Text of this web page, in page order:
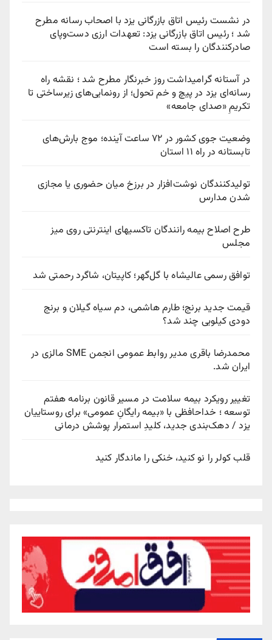
در نشست رئیس اتاق بازرگانی یزد با اصحاب رسانه مطرح
شد ؛ رئیس اتاق بازرگانی یزد: تعهدات ارزی دست‌وپای
صادرکنندگان را بسته است
در آستانه گرامیداشت روز خبرنگار مطرح شد ؛ نقشه راه
رسانه‌ای یزد در پیچ‌ و خم تحول؛ از رونمایی‌های زیرساختی تا
تکریمِ «صدای جامعه»
وضعیت جوی کشور در ۷۲ ساعت آینده؛ موج بارش‌های
تابستانه در راه ۱۱ استان
تولیدکنندگان نوشت‌افزار در برزخ میان حضوری یا مجازی
شدن مدارس
طرح اصلاح بیمه رانندگان تاکسیهای اینترنتی روی میز
مجلس
توافق رسمی عالیشاه با گل‌گهر؛ کاپیتان، شاگرد رحمتی شد
قیمت جدید برنج؛ طارم هاشمی، دم سیاه گیلان و برنج
دودی کیلویی چند شد؟
محمدرضا باقری مدیر روابط عمومی انجمن SME مالزی در
ایران شد.
تغییر رویکرد بیمه سلامت در مسیر قانون برنامه هفتم
توسعه ؛ خداحافظی با «بیمه رایگانِ عمومی» برای روستاییان
یزد / دهک‌بندی جدید، کلیدِ استمرار پوشش درمانی
قلب کولر را نو کنید، خنکی را ماندگار کنید